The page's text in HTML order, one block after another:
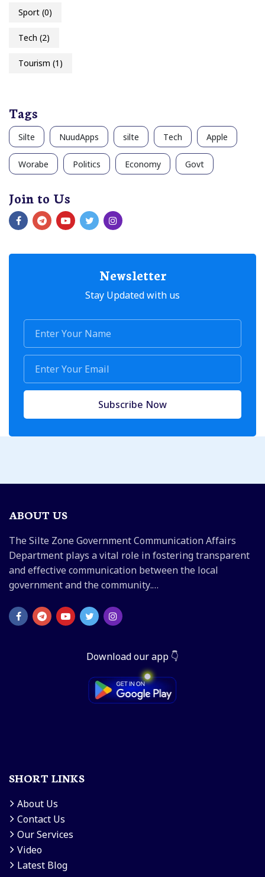
Sport (0)
Tech (2)
Tourism (1)
Tags
Silte NuudApps silte Tech Apple
Worabe Politics Economy Govt
Join to Us
Newsletter
Stay Updated with us
Subscribe Now
ABOUT US
The Silte Zone Government Communication Affairs
Department plays a vital role in fostering transparent
and effective communication between the local
government and the community.…
Download our app 👇
SHORT LINKS
About Us
Contact Us
Our Services
Video
Latest Blog